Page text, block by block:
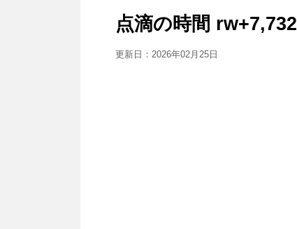
点滴の時間 rw+7,732
更新日： 2026年02月25日